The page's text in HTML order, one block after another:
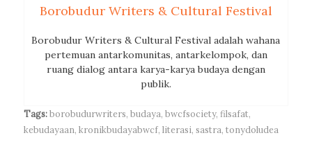
Borobudur Writers & Cultural Festival
Borobudur Writers & Cultural Festival adalah wahana
pertemuan antarkomunitas, antarkelompok, dan
ruang dialog antara karya-karya budaya dengan
publik.
Tags: borobudurwriters, budaya, bwcfsociety, filsafat,
kebudayaan, kronikbudayabwcf, literasi, sastra, tonydoludea